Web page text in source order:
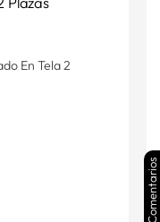
En Tela 2
Comentarios